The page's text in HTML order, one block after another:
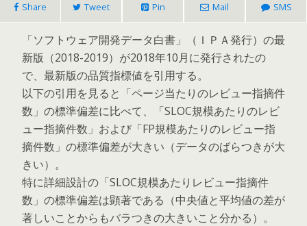
Share Tweet Pin Mail SMS
「ソフトウェア開発データ白書」（ＩＰＡ発行）の最
新版（2018-2019）が2018年10月に発行されたの
で、最新版の品質指標値を引用する。
以下の引用を見ると「ページ当たりのレビュー指摘件
数」の標準偏差に比べて、「SLOC規模あたりのレビ
ュー指摘件数」および「FP規模あたりのレビュー指
摘件数」の標準偏差が大きい（データのばらつきが大
きい）。
特に詳細設計の「SLOC規模あたりレビュー指摘件
数」の標準偏差は顕著である（中央値と平均値の差が
著しいことからもバラつきの大きいこと分かる）。